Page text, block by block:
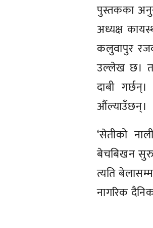
पुस्तकका
अध्यक्ष
कलुवापुर
उल्लेख छ। तर
दाबी
औंल्याउँछन्।
‘सेतीको
बेचबिखन सुरु
त्यति
नागरिक